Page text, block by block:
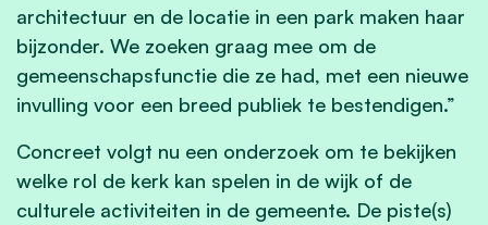
architectuur en de locatie in een park maken haar
bijzonder. We zoeken graag mee om de
gemeenschapsfunctie die ze had, met een nieuwe
invulling voor een breed publiek te bestendigen.”
Concreet volgt nu een onderzoek om te bekijken
welke rol de kerk kan spelen in de wijk of de
culturele activiteiten in de gemeente. De piste(s)